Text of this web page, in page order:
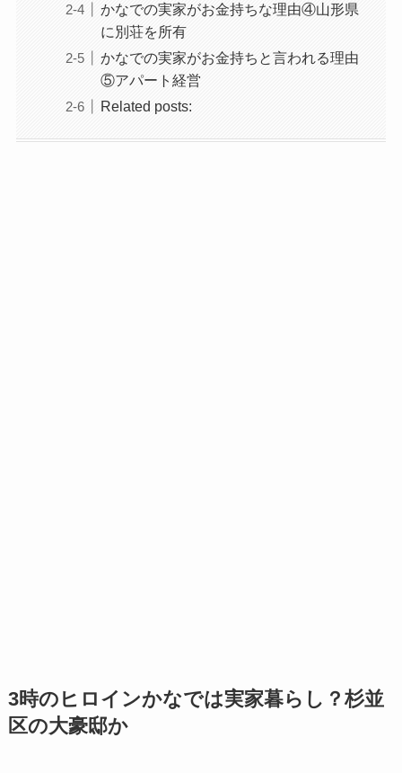
かなでの実家がお金持ちな理由④山形県
に別荘を所有
かなでの実家がお金持ちと言われる理由
⑤アパート経営
Related posts:
3時のヒロインかなでは実家暮らし？杉並
区の大豪邸か